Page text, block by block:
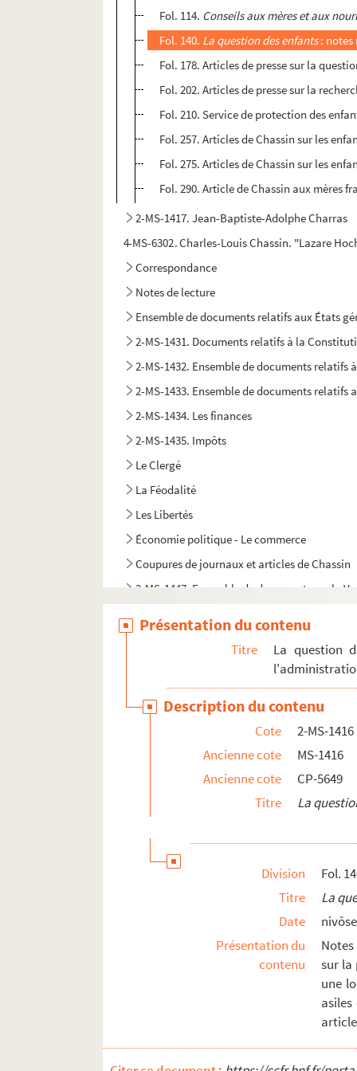
Fol. 114. Conseils aux mères et aux
Fol. 140. La question des enfants: notes
Fol. 178. Articles de presse sur la
Fol. 202. Articles de presse sur la
Fol. 210. Service de protection des
Fol. 257. Articles de Chassin sur les
Fol. 275. Articles de Chassin sur les
Fol. 290. Article de Chassin aux mères
2-MS-1417. Jean-Baptiste-Adolphe Charras
4-MS-6302. Charles-Louis Chassin. "Lazare
Correspondance
Notes de lecture
Ensemble de documents relatifs aux États
2-MS-1431. Documents relatifs à la
2-MS-1432. Ensemble de documents
2-MS-1433. Ensemble de documents
2-MS-1434. Les finances
2-MS-1435. Impôts
Le Clergé
La Féodalité
Les Libertés
Économie politique - Le commerce
Coupures de journaux et articles de Chassin
2-MS-1447. Ensemble de documents sur la
Présentation du contenu
Titre
La question
Description du contenu
Cote
2-MS-1416
Ancienne cote
MS-1416
Ancienne cote
CP-5649
Titre
La
Division
Fol.
Titre
La
Date
Présentation du
contenu
sur la
une